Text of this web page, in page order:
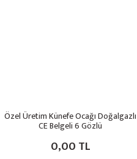
Özel Üretim Künefe Ocağı Doğalgazlı
CE Belgeli 6 Gözlü
0,00 TL